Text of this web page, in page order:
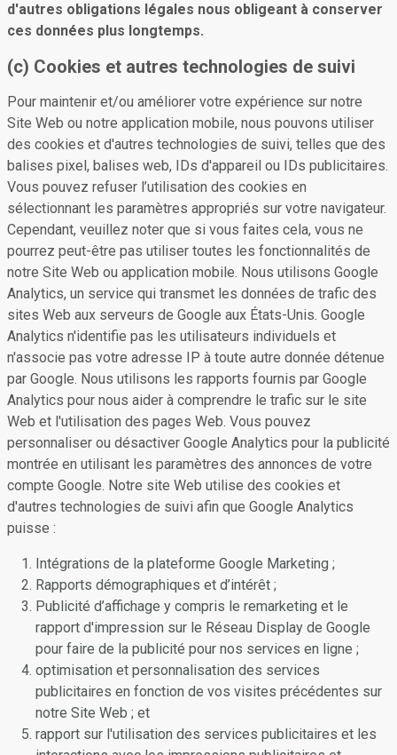
d'autres obligations légales nous obligeant à conserver
ces données plus longtemps.
(c) Cookies et autres technologies de suivi
Pour maintenir et/ou améliorer votre expérience sur notre
Site Web ou notre application mobile, nous pouvons utiliser
des cookies et d'autres technologies de suivi, telles que des
balises pixel, balises web, IDs d'appareil ou IDs publicitaires.
Vous pouvez refuser l’utilisation des cookies en
sélectionnant les paramètres appropriés sur votre navigateur.
Cependant, veuillez noter que si vous faites cela, vous ne
pourrez peut-être pas utiliser toutes les fonctionnalités de
notre Site Web ou application mobile. Nous utilisons Google
Analytics, un service qui transmet les données de trafic des
sites Web aux serveurs de Google aux États-Unis. Google
Analytics n'identifie pas les utilisateurs individuels et
n'associe pas votre adresse IP à toute autre donnée détenue
par Google. Nous utilisons les rapports fournis par Google
Analytics pour nous aider à comprendre le trafic sur le site
Web et l'utilisation des pages Web. Vous pouvez
personnaliser ou désactiver Google Analytics pour la publicité
montrée en utilisant les paramètres des annonces de votre
compte Google. Notre site Web utilise des cookies et
d'autres technologies de suivi afin que Google Analytics
puisse :
Intégrations de la plateforme Google Marketing ;
Rapports démographiques et d’intérêt ;
Publicité d’affichage y compris le remarketing et le
rapport d'impression sur le Réseau Display de Google
pour faire de la publicité pour nos services en ligne ;
optimisation et personnalisation des services
publicitaires en fonction de vos visites précédentes sur
notre Site Web ; et
rapport sur l'utilisation des services publicitaires et les